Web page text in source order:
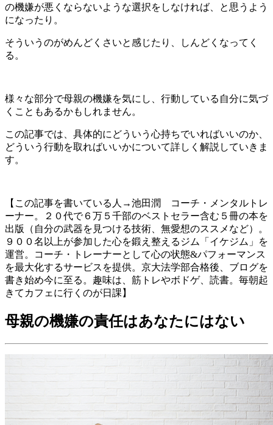
の機嫌が悪くならないような選択をしなければ、と思うよう
になったり。
そういうのがめんどくさいと感じたり、しんどくなってく
る。
様々な部分で母親の機嫌を気にし、行動している自分に気づ
くこともあるかもしれません。
この記事では、具体的にどういう心持ちでいればいいのか、
どういう行動を取ればいいかについて詳しく解説していきま
す。
【この記事を書いている人→池田潤 コーチ・メンタルトレ
ーナー。２０代で６万５千部のベストセラー含む５冊の本を
出版（自分の武器を見つける技術、無愛想のススメなど）。
９００名以上が参加した心を鍛え整えるジム「イケジム」を
運営。コーチ・トレーナーとして心の状態&パフォーマンス
を最大化するサービスを提供。京大法学部合格後、ブログを
書き始め今に至る。趣味は、筋トレやボドゲ、読書。毎朝起
きてカフェに行くのが日課】
母親の機嫌の責任はあなたにはない